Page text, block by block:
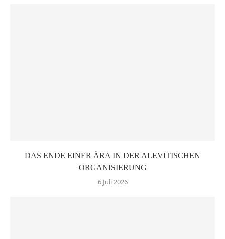
DAS ENDE EINER ÄRA IN DER ALEVITISCHEN
ORGANISIERUNG
6 Juli 2026